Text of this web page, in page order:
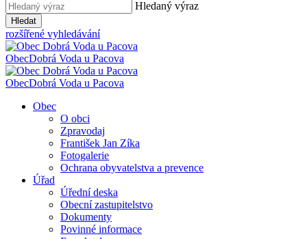
Hledaný výraz
Hledat
rozšířené vyhledávání
ObecDobrá Voda u Pacova
ObecDobrá Voda u Pacova
Obec
O obci
Zpravodaj
František Jan Zíka
Fotogalerie
Ochrana obyvatelstva a prevence
Úřad
Úřední deska
Obecní zastupitelstvo
Dokumenty
Povinné informace